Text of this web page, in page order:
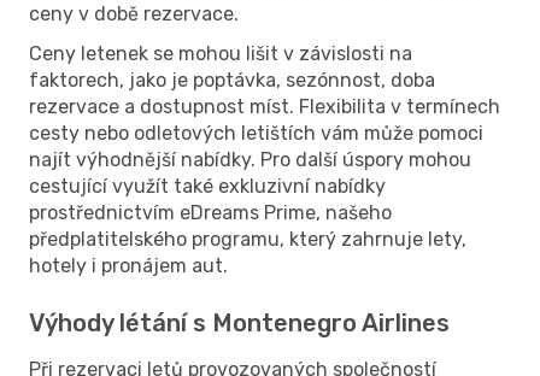
ceny v době rezervace.
Ceny letenek se mohou lišit v závislosti na
faktorech, jako je poptávka, sezónnost, doba
rezervace a dostupnost míst. Flexibilita v termínech
cesty nebo odletových letištích vám může pomoci
najít výhodnější nabídky. Pro další úspory mohou
cestující využít také exkluzivní nabídky
prostřednictvím eDreams Prime, našeho
předplatitelského programu, který zahrnuje lety,
hotely i pronájem aut.
Výhody létání s Montenegro Airlines
Při rezervaci letů provozovaných společností